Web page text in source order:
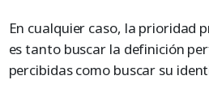
En cualquier caso, la prioridad
es tanto buscar la definición
percibidas como buscar su